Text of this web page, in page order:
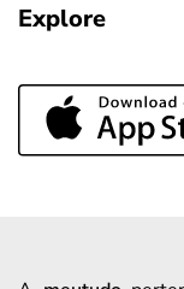
Explore